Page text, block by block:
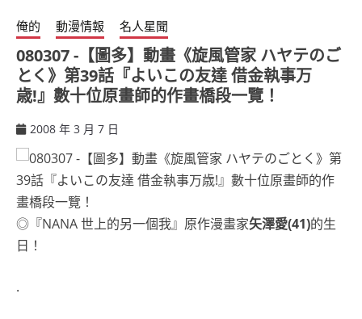
俺的 動漫情報 名人星聞
080307 -【圖多】動畫《旋風管家 ハヤテのご
とく》第39話『よいこの友達 借金執事万
歳!』數十位原畫師的作畫橋段一覽！
2008 年 3 月 7 日
◎『NANA 世上的另一個我』原作漫畫家矢澤愛(41)的生
日！
.